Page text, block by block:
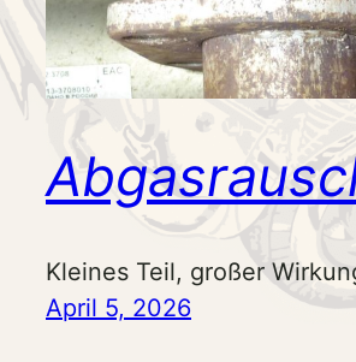
Kleines Teil, großer
April 5, 2026